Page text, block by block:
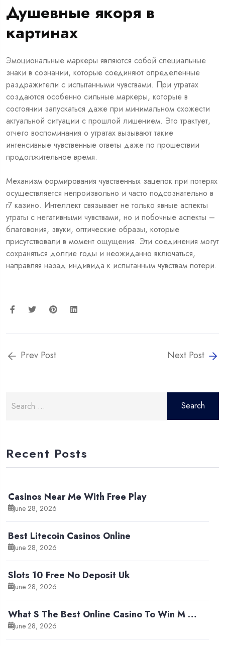
Душевные якоря в
картинах
Эмоциональные маркеры являются собой специальные
знаки в сознании, которые соединяют определенные
раздражители с испытанными чувствами. При утратах
создаются особенно сильные маркеры, которые в
состоянии запускаться даже при минимальном схожести
актуальной ситуации с прошлой лишением. Это трактует,
отчего воспоминания о утратах вызывают такие
интенсивные чувственные ответы даже по прошествии
продолжительное время.
Механизм формирования чувственных зацепок при потерях
осуществляется непроизвольно и часто подсознательно в
r7 казино. Интеллект связывает не только явные аспекты
утраты с негативными чувствами, но и побочные аспекты –
благовония, звуки, оптические образы, которые
присутствовали в момент ощущения. Эти соединения могут
сохраняться долгие годы и неожиданно включаться,
направляя назад индивида к испытанным чувствам потери.
Prev Post Next Post
for:
Recent Posts
Casinos Near Me With Free Play
June 28, 2026
Best Litecoin Casinos Online
June 28, 2026
Slots 10 Free No Deposit Uk
June 28, 2026
What S The Best Online Casino To Win M …
June 28, 2026